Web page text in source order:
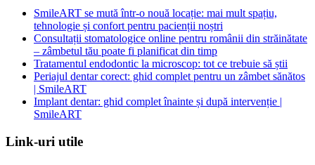
SmileART se mută într-o nouă locație: mai mult spațiu,
tehnologie și confort pentru pacienții noștri
Consultații stomatologice online pentru românii din străinătate
– zâmbetul tău poate fi planificat din timp
Tratamentul endodontic la microscop: tot ce trebuie să știi
Periajul dentar corect: ghid complet pentru un zâmbet sănătos
| SmileART
Implant dentar: ghid complet înainte și după intervenție |
SmileART
Link-uri utile